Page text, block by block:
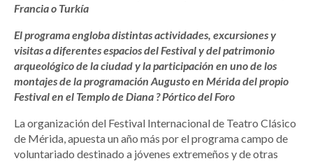
Francia o Turkía
El programa engloba distintas actividades, excursiones y
visitas a diferentes espacios del Festival y del patrimonio
arqueológico de la ciudad y la participación en uno de los
montajes de la programación Augusto en Mérida del propio
Festival en el Templo de Diana ? Pórtico del Foro
La organización del Festival Internacional de Teatro Clásico
de Mérida, apuesta un año más por el programa campo de
voluntariado destinado a jóvenes extremeños y de otras